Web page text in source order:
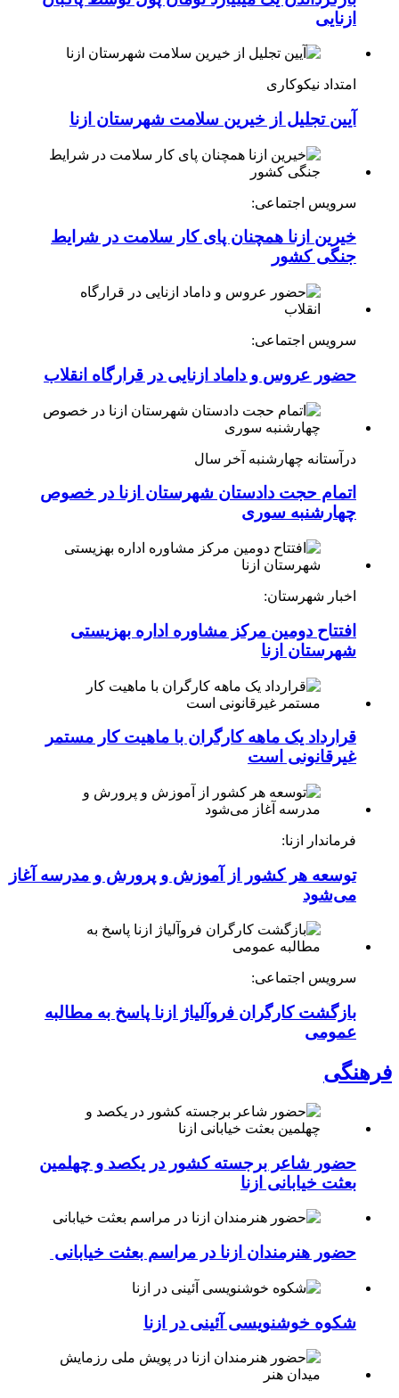
ازنایی
امتداد نیکوکاری
آیین تجلیل از خیرین سلامت شهرستان ازنا
سرویس اجتماعی:
خیرین ازنا همچنان پای کار سلامت در شرایط
جنگی کشور
سرویس اجتماعی:
حضور عروس و داماد ازنایی در قرارگاه انقلاب
درآستانه چهارشنبه آخر سال
اتمام حجت دادستان شهرستان ازنا در خصوص
چهارشنبه ‌سوری
اخبار شهرستان:
افتتاح دومین مرکز مشاوره اداره بهزیستی
شهرستان ازنا
قرارداد یک ماهه کارگران با ماهیت کار مستمر
غیرقانونی است
فرماندار ازنا:
توسعه هر کشور از آموزش و پرورش و مدرسه آغاز
می‌شود
سرویس اجتماعی:
بازگشت کارگران فروآلیاژ ازنا پاسخ به مطالبه
عمومی
فرهنگی
حضور شاعر برجسته کشور در یکصد و چهلمین
بعثت خیابانی ازنا
حضور هنرمندان ازنا در مراسم بعثت خیابانی
شکوه خوشنویسی آئینی در ازنا